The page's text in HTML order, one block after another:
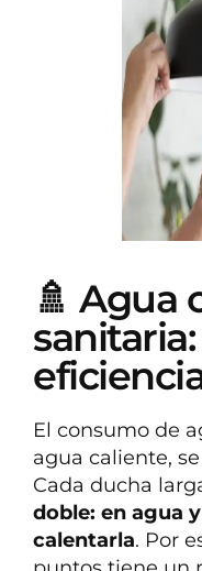
🚿 Agua
El consumo de
agua caliente,
Cada ducha
doble: en agua
calentarla. Por